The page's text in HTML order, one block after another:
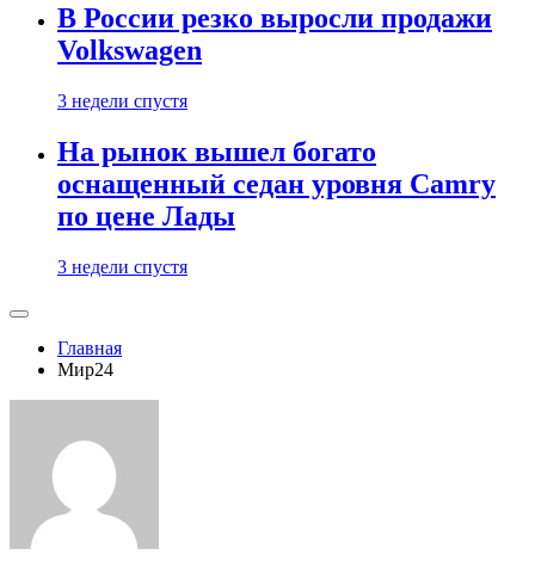
В России резко выросли продажи
Volkswagen
3 недели спустя
На рынок вышел богато
оснащенный седан уровня Camry
по цене Лады
3 недели спустя
Главная
Мир24